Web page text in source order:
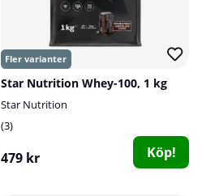
Star Nutrition Whey-100, 1 kg
Star Nutrition
3
479 kr Köp!